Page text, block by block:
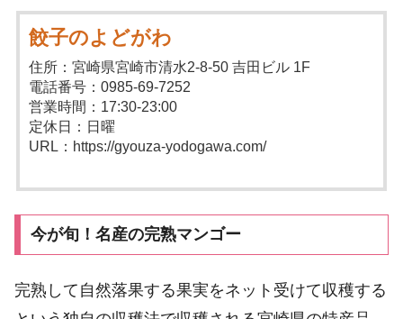
餃子のよどがわ
住所：宮崎県宮崎市清水2-8-50 吉田ビル 1F
電話番号：0985-69-7252
営業時間：17:30-23:00
定休日：日曜
URL：https://gyouza-yodogawa.com/
今が旬！名産の完熟マンゴー
完熟して自然落果する果実をネット受けて収穫する